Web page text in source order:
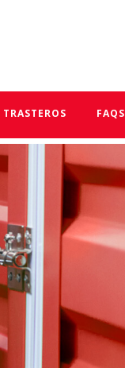
TRASTEROS FAQS